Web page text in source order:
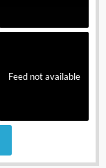
Feed not available